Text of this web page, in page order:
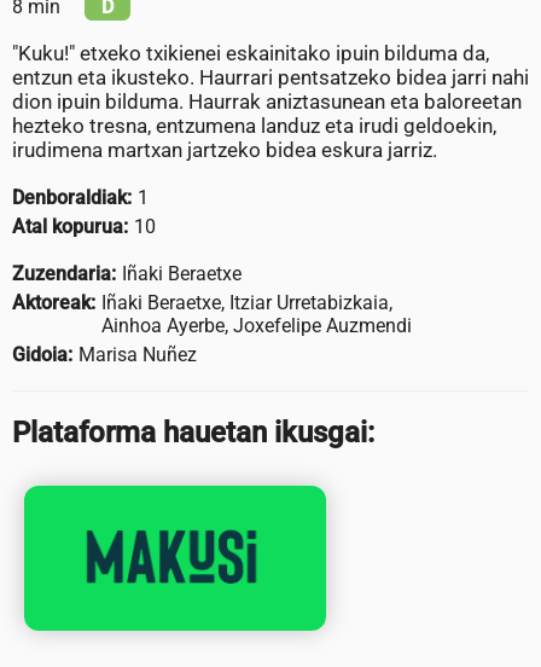
8 min D
"Kuku!" etxeko txikienei eskainitako ipuin bilduma da,
entzun eta ikusteko. Haurrari pentsatzeko bidea jarri nahi
dion ipuin bilduma. Haurrak aniztasunean eta baloreetan
hezteko tresna, entzumena landuz eta irudi geldoekin,
irudimena martxan jartzeko bidea eskura jarriz.
Denboraldiak: 1
Atal kopurua: 10
Zuzendaria: Iñaki Beraetxe
Aktoreak: Iñaki Beraetxe, Itziar Urretabizkaia,
Ainhoa Ayerbe, Joxefelipe Auzmendi
Gidoia: Marisa Nuñez
Plataforma hauetan ikusgai: